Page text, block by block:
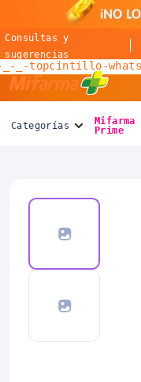
Consultas y
sugerencias
Categorías
Mifarma
Prime